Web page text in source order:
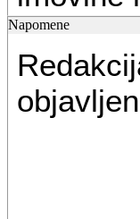
druge
Pomoć
Napomene